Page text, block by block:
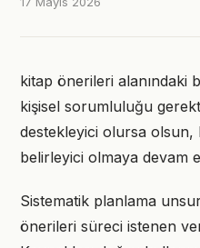
kitap önerileri alanındaki
kişisel sorumluluğu
destekleyici olursa
belirleyici olmaya devam
Sistematik planlama
önerileri süreci istenen